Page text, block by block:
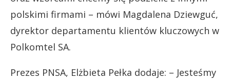
polskimi firmami – mówi Magdalena Dziewguć,
dyrektor departamentu klientów kluczowych w
Polkomtel SA.
Prezes PNSA, Elżbieta Pełka dodaje: – Jesteśmy